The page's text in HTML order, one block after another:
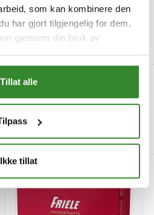
som kan kombinere den
har gjort tilgjengelig for dem,
gjennom din bruk av
Tillat alle
Ikke tillat
Tilgjengelig
Kjøp